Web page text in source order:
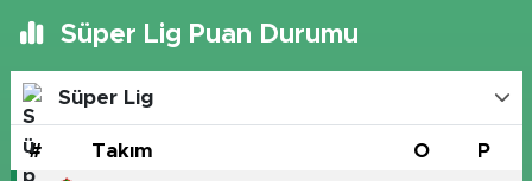
Süper Lig Puan Durumu
Süper Lig
# Takım O P